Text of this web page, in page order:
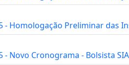
- Homologação Preliminar das
- Novo Cronograma - Bolsista